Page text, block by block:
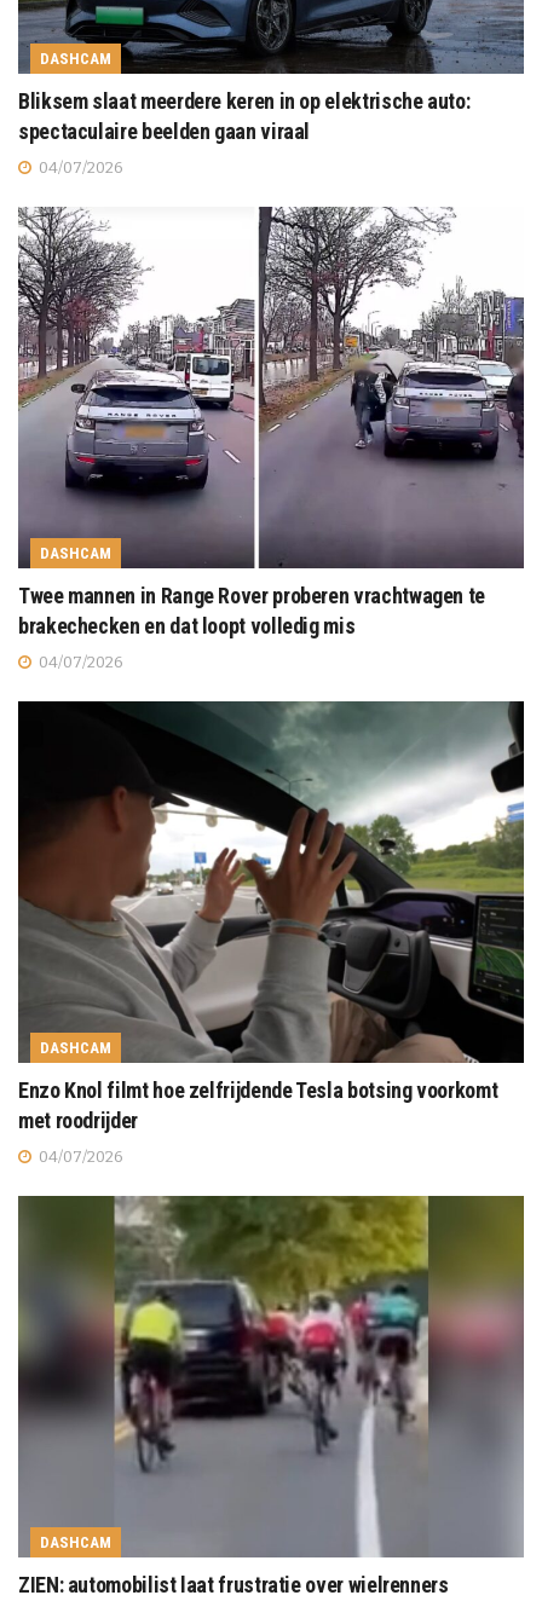
DASHCAM
Bliksem slaat meerdere keren in op elektrische auto:
spectaculaire beelden gaan viraal
04/07/2026
DASHCAM
Twee mannen in Range Rover proberen vrachtwagen te
brakechecken en dat loopt volledig mis
04/07/2026
DASHCAM
Enzo Knol filmt hoe zelfrijdende Tesla botsing voorkomt
met roodrijder
04/07/2026
DASHCAM
ZIEN: automobilist laat frustratie over wielrenners